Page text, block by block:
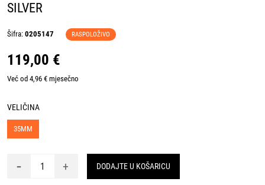
SILVER
Šifra: 0205147 RASPOLOŽIVO
119,00 €
Već od 4,96 € mjesečno
VELIČINA
35MM
- + DODAJTE U KOŠARICU